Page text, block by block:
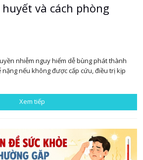
và cách phòng
nhiễm nguy hiểm dễ bùng phát thành
nặng nếu không được cấp cứu, điều trị kịp
Xem tiếp